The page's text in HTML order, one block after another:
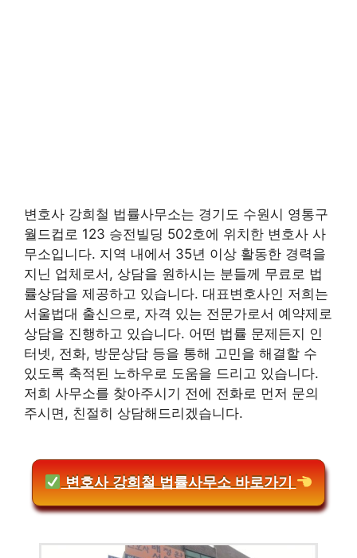
변호사 강희철 법률사무소는 경기도 수원시 영통구
월드컵로 123 승전빌딩 502호에 위치한 변호사 사
무소입니다. 지역 내에서 35년 이상 활동한 경력을
지닌 업체로서, 상담을 원하시는 분들께 무료로 법
률상담을 제공하고 있습니다. 대표변호사인 저희는
서울법대 출신으로, 자격 있는 전문가로서 예약제로
상담을 진행하고 있습니다. 어떤 법률 문제든지 인
터넷, 전화, 방문상담 등을 통해 고민을 해결할 수
있도록 축적된 노하우로 도움을 드리고 있습니다.
저희 사무소를 찾아주시기 전에 전화로 먼저 문의
주시면, 친절히 상담해드리겠습니다.
변호사 강희철 법률사무소 바로가기